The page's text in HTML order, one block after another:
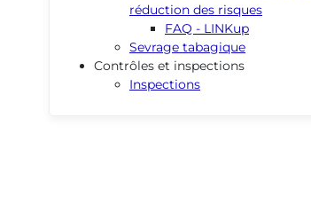
réduction des risques
FAQ - LINKup
Sevrage tabagique
Contrôles et inspections
Inspections